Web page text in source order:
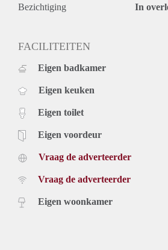
meubilering en keukenapparatuur
tv, internet, stoffering, meubels en
Bezichtiging In
FACILITEITEN
Eigen badkamer
Eigen keuken
Eigen toilet
Eigen voordeur
Vraag de adverteerder
Vraag de adverteerder
Eigen woonkamer